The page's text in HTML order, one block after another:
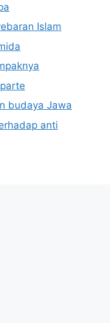
Islam
budaya Jawa
anti